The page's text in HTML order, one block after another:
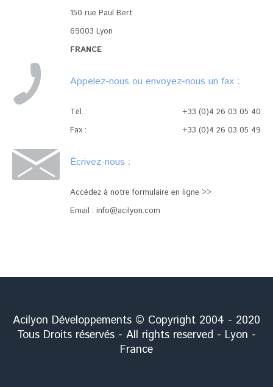
150 rue Paul Bert
69003 Lyon
FRANCE
Appelez-nous ou envoyez-nous un fax :
+33 (0)4 26 03 05 40
Tél. :
+33 (0)4 26 03 05 49
Fax :
Écrivez-nous :
Accédez à notre formulaire en ligne >>
Email : info@acilyon.com
Acilyon Développements © Copyright 2004 - 2020
Tous Droits réservés - All rights reserved - Lyon -
France